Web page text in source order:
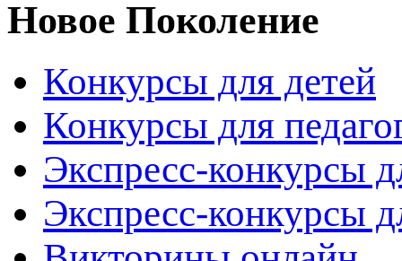
Новое Поколение
Конкурсы для детей
Конкурсы для
Экспресс-конкурсы
Экспресс-конкурсы